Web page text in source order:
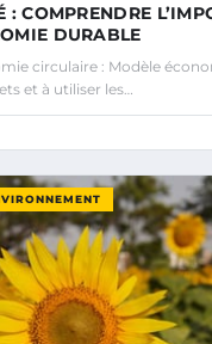
: COMPRENDRE
DURABLE
circulaire : Modèle
et à utiliser les…